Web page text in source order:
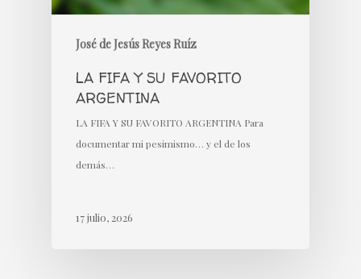
José de Jesús Reyes Ruíz
LA FIFA Y SU FAVORITO
ARGENTINA
LA FIFA Y SU FAVORITO ARGENTINA Para
documentar mi pesimismo… y el de los
demás…
17 julio, 2026